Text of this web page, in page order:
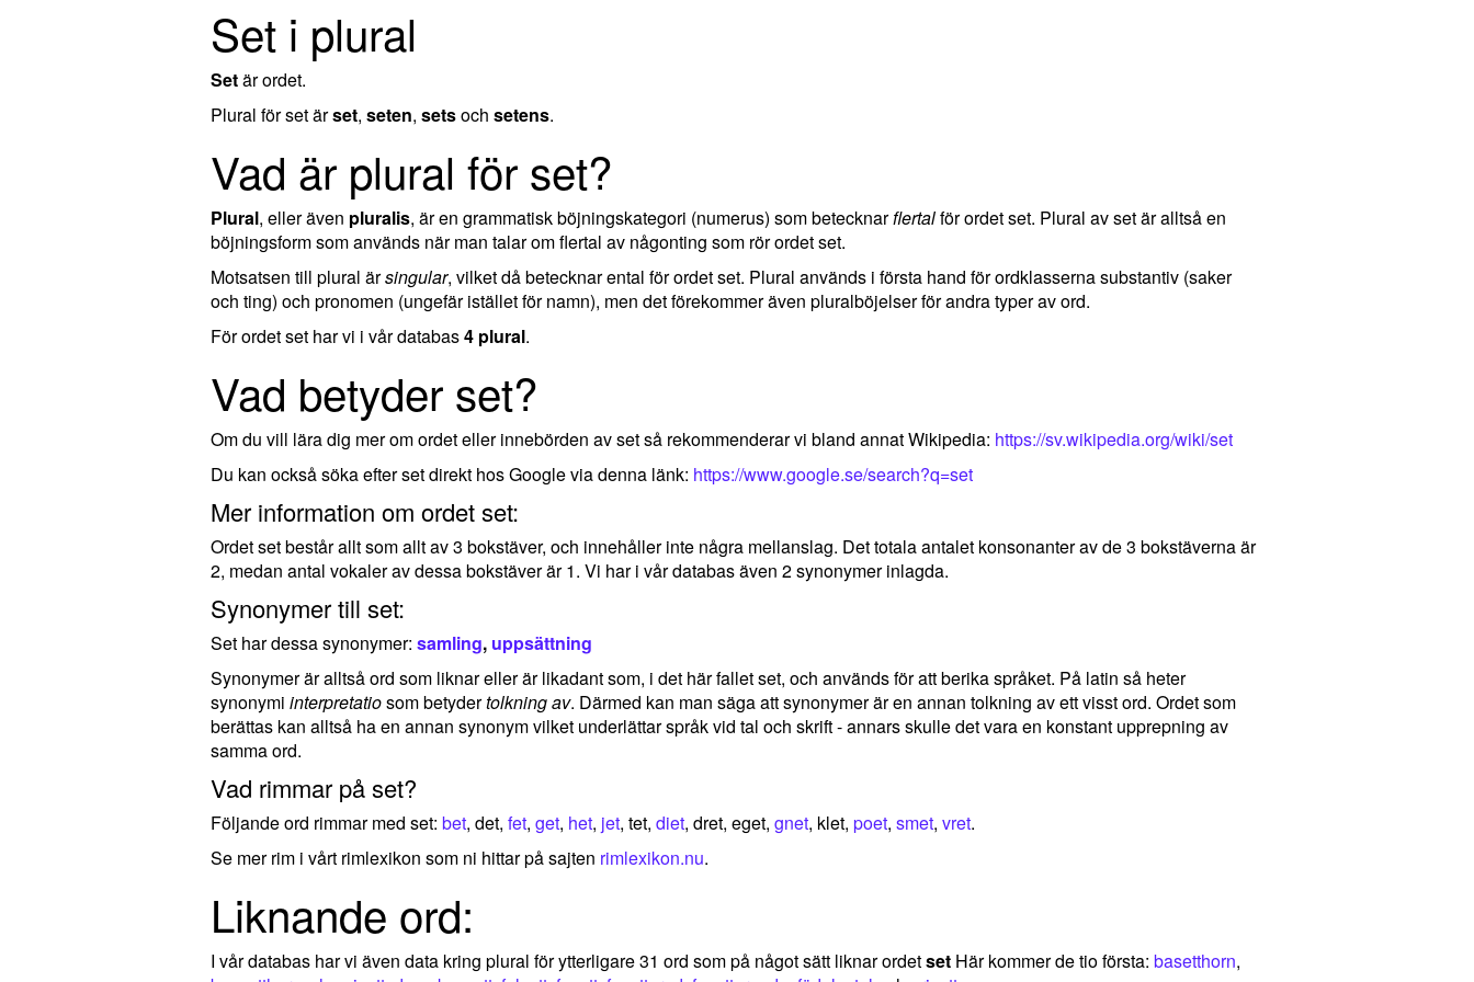
Set i plural
Setär ordet.
Plural för set ärset, seten, setsoch setens.
Vad är plural för set?
Plural, eller även pluralis, är en grammatisk böjningskategori (numerus) som betecknarflertalför ordet set. Plural av set är alltså en
böjningsform som används när man talar om flertal av någonting som rör ordet set.
Motsatsen till plural ärsingular, vilket då betecknar ental för ordet set. Plural används i första hand för ordklasserna substantiv (saker
och ting) och pronomen (ungefär istället för namn), men det förekommer även pluralböjelser för andra typer av ord.
För ordet set har vi i vår databas4 plural.
Vad betyder set?
Om du vill lära dig mer om ordet eller innebörden av set så rekommenderar vi bland annat Wikipedia: https://sv.wikipedia.org/wiki/set
Du kan också söka efter set direkt hos Google via denna länk: https://www.google.se/search?q=set
Mer information om ordet set:
Ordet set består allt som allt av 3 bokstäver, och innehåller inte några mellanslag. Det totala antalet konsonanter av de 3 bokstäverna är
2, medan antal vokaler av dessa bokstäver är 1. Vi har i vår databas även 2 synonymer inlagda.
Synonymer till set:
Set har dessa synonymer: samling, uppsättning
Synonymer är alltså ord som liknar eller är likadant som, i det här fallet set, och används för att berika språket. På latin så heter
synonymi interpretatiosom betydertolkning av. Därmed kan man säga att synonymer är en annan tolkning av ett visst ord. Ordet som
berättas kan alltså ha en annan synonym vilket underlättar språk vid tal och skrift - annars skulle det vara en konstant upprepning av
samma ord.
Vad rimmar på set?
Följande ord rimmar med set: bet, det, fet, get, het, jet, tet, diet, dret, eget, gnet, klet, poet, smet, vret.
Se mer rim i vårt rimlexikon som ni hittar på sajten rimlexikon.nu.
Liknande ord:
I vår databas har vi även data kring plural för ytterligare 31 ord som på något sätt liknar ordetset Här kommer de tio första: basetthorn,